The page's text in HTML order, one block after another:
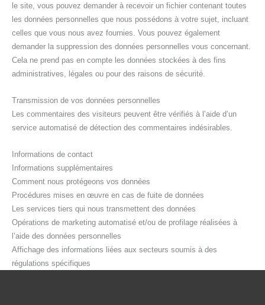
le site, vous pouvez demander à recevoir un fichier contenant toutes
les données personnelles que nous possédons à votre sujet, incluant
celles que vous nous avez fournies. Vous pouvez également
demander la suppression des données personnelles vous concernant.
Cela ne prend pas en compte les données stockées à des fins
administratives, légales ou pour des raisons de sécurité.
Transmission de vos données personnelles
Les commentaires des visiteurs peuvent être vérifiés à l’aide d’un
service automatisé de détection des commentaires indésirables.
Informations de contact
Informations supplémentaires
Comment nous protégeons vos données
Procédures mises en œuvre en cas de fuite de données
Les services tiers qui nous transmettent des données
Opérations de marketing automatisé et/ou de profilage réalisées à
l’aide des données personnelles
Affichage des informations liées aux secteurs soumis à des
régulations spécifiques